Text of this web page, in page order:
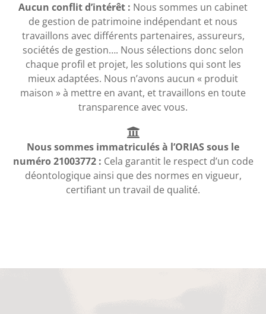
Aucun conflit d’intérêt : Nous sommes un cabinet
de gestion de patrimoine indépendant et nous
travaillons avec différents partenaires, assureurs,
sociétés de gestion…. Nous sélections donc selon
chaque profil et projet, les solutions qui sont les
mieux adaptées. Nous n’avons aucun « produit
maison » à mettre en avant, et travaillons en toute
transparence avec vous.
Nous sommes immatriculés à l’ORIAS sous le
numéro 21003772 : Cela garantit le respect d’un code
déontologique ainsi que des normes en vigueur,
certifiant un travail de qualité.